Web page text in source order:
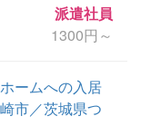
派遣社員
1300円～
ームへの入居
市／茨城県つ